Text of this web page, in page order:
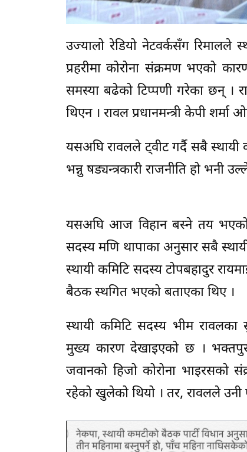
उज्यालो रेडियो नेटवर्कसँग
प्रहरीमा कोरोना संक्रमण भएको
समस्या बढेको टिप्पणी गरेका छन् ।
थिएन । रावल प्रधानमन्त्री केपी
यसअघि रावलले ट्वीट गर्दै सबै
भन्नु षड्यन्त्रकारी राजनीति हो भनी
यसअघि आज विहान बस्ने तय भएको
सदस्य मणि थापाका अनुसार सबै
स्थायी कमिटि सदस्य टोपबहादुर
बैठक स्थगित भएको बताएका थिए ।
स्थायी कमिटि सदस्य भीम रावलका
मुख्य कारण देखाइएको छ । भक्तपुर
जवानको हिजो कोरोना भाइरसको
रहेको खुलेको थियो । तर, रावलले उनी